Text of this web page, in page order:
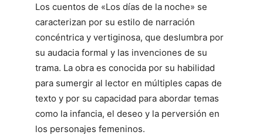
Los cuentos de «Los días de la noche» se
caracterizan por su estilo de narración
concéntrica y vertiginosa, que deslumbra por
su audacia formal y las invenciones de su
trama. La obra es conocida por su habilidad
para sumergir al lector en múltiples capas de
texto y por su capacidad para abordar temas
como la infancia, el deseo y la perversión en
los personajes femeninos.